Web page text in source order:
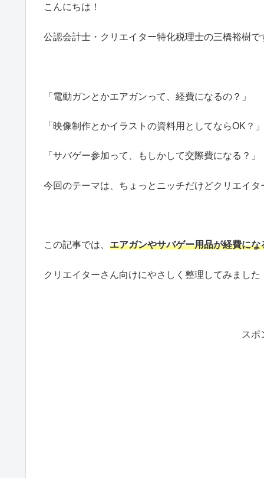
こんにちは！
公認会計士・クリエイター特化税理士の三橋裕樹で
「電動ガンとかエアガンって、経費になるの？」
「映像制作とかイラストの資料用としてならOK？」
「サバゲー参加って、もしかして交際費になる？」
今回のテーマは、ちょっとニッチだけどクリエイ
この記事では、 エアガンやサバゲー用品が経費にな
クリエイターさん向けにやさしく整理してみました
スポ